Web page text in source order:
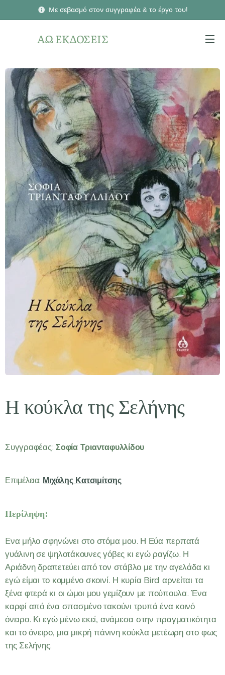
Με σεβασμό στον συγγραφέα & το έργο του!
ΑΩ ΕΚΔΟΣΕΙΣ
Η κούκλα της Σελήνης
Συγγραφέας:Σοφία Τριανταφυλλίδου
Επιμέλεια: Μιχάλης Κατσιμίτσης
Περίληψη:
Eνα μήλο σφηνώνει στο στόμα μου. Η Εύα περπατά
γυάλινη σε ψηλοτάκουνες γόβες κι εγώ ραγίζω. Η
Αριάδνη δραπετεύει από τον στάβλο με την αγελάδα κι
εγώ είμαι το κομμένο σκοινί. Η κυρία Bird αρνείται τα
ξένα φτερά κι οι ώμοι μου γεμίζουν με πούπουλα. Ένα
καρφί από ένα σπασμένο τακούνι τρυπά ένα κοινό
όνειρο. Κι εγώ μένω εκεί, ανάμεσα στην πραγματικότητα
και το όνειρο, μια μικρή πάνινη κούκλα μετέωρη στο φως
της Σελήνης.